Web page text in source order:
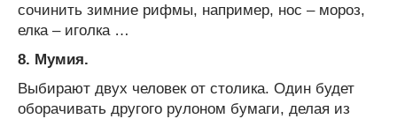
сочинить зимние рифмы, например, нос – мороз,
елка – иголка …
8. Мумия.
Выбирают двух человек от столика. Один будет
оборачивать другого рулоном бумаги, делая из